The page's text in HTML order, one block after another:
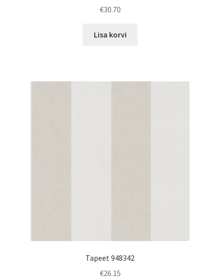
€30.70
Lisa korvi
Tapeet 948342
€26.15